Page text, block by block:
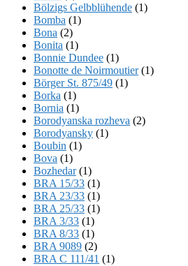
Bölzigs Gelbblühende (1)
Bomba (1)
Bona (2)
Bonita (1)
Bonnie Dundee (1)
Bonotte de Noirmoutier(1)
Börger St. 875/49 (1)
Borka (1)
Bornia (1)
Borodyanska rozheva (2)
Borodyansky (1)
Boubin (1)
Bova (1)
Bozhedar(1)
BRA 15/33 (1)
BRA 23/33 (1)
BRA 25/33 (1)
BRA 3/33 (1)
BRA 8/33 (1)
BRA 9089 (2)
BRA C 111/41 (1)